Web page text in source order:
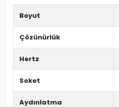
Boyut
Çözünürlük
Hertz
Soket
Aydınlatma